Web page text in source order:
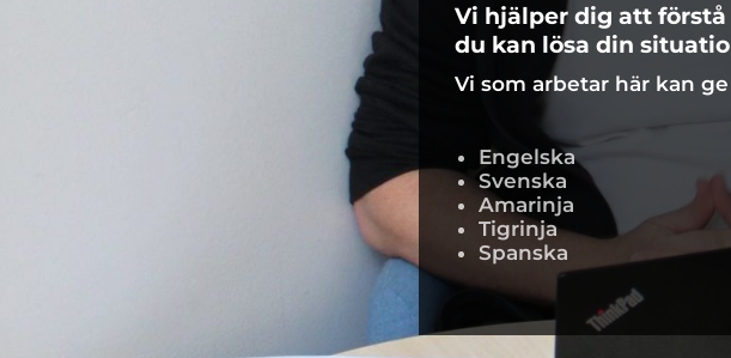
Vi hjälper dig att
du kan lösa din
Vi som arbetar här kan
Engelska
Svenska
Amarinja
Tigrinja
Spanska